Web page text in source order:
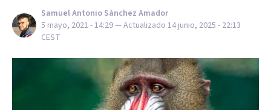
Samuel Antonio Sánchez Amador
5 mayo, 2021 - 14:29— Actualizado 14 junio, 2025 - 22:13
CEST